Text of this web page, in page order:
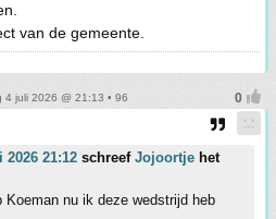
van de gemeente.
4 juli 2026 @ 21:13 • 96
21:12 schreef Jojoortje het
Koeman nu ik deze wedstrijd heb